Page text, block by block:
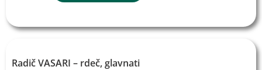
Radič VASARI – rdeč, glavnati